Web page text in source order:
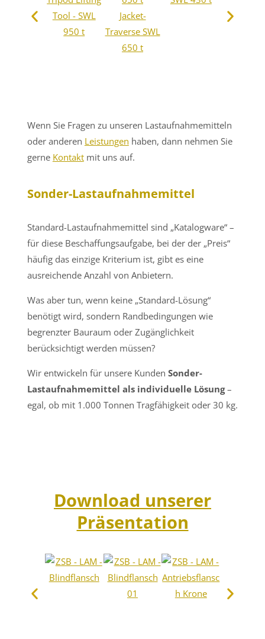
Tool - SWL
950 t
Jacket-
Traverse SWL
650 t
se
Wenn Sie Fragen zu unseren Lastaufnahmemitteln
oder anderen Leistungen haben, dann nehmen Sie
gerne Kontaktmit uns auf.
Sonder-Lastaufnahmemittel
Standard-Lastaufnahmemittel sind „Katalogware“ –
für diese Beschaffungsaufgabe, bei der der „Preis“
häufig das einzige Kriterium ist, gibt es eine
ausreichende Anzahl von Anbietern.
Was aber tun, wenn keine „Standard-Lösung“
benötigt wird, sondern Randbedingungen wie
begrenzter Bauraum oder Zugänglichkeit
berücksichtigt werden müssen?
Wir entwickeln für unsere Kunden Sonder-
Lastaufnahmemittel als individuelle Lösung–
egal, ob mit 1.000 Tonnen Tragfähigkeit oder 30 kg.
Download unserer
Präsentation